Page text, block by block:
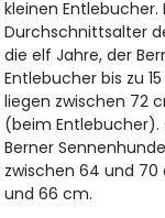
kleinen
Durchschnittsalter
die elf Jahre, der
Entlebucher bis zu
liegen zwischen 72
(beim Entlebucher).
Berner
zwischen 64 und
und 66 cm.